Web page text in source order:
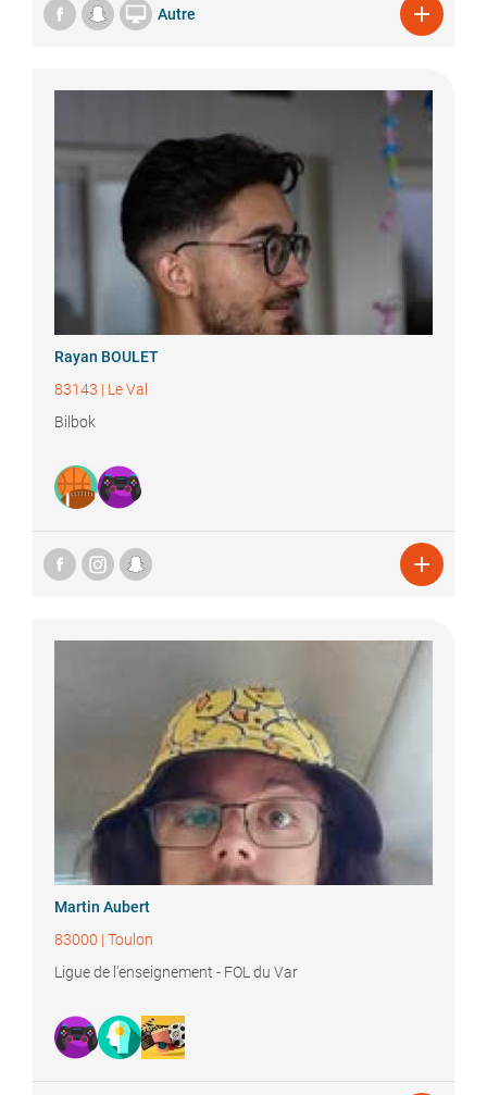
 Autre 
Rayan BOULET
83143 | Le Val
Bilbok

Martin Aubert
83000 | Toulon
Ligue de l'enseignement - FOL du Var